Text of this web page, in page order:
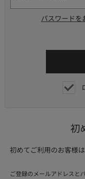
パスワードを
初
初めてご利用のお客様
ご登録のメールアドレスと